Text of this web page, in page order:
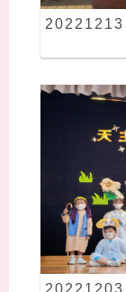
20221213
20221203